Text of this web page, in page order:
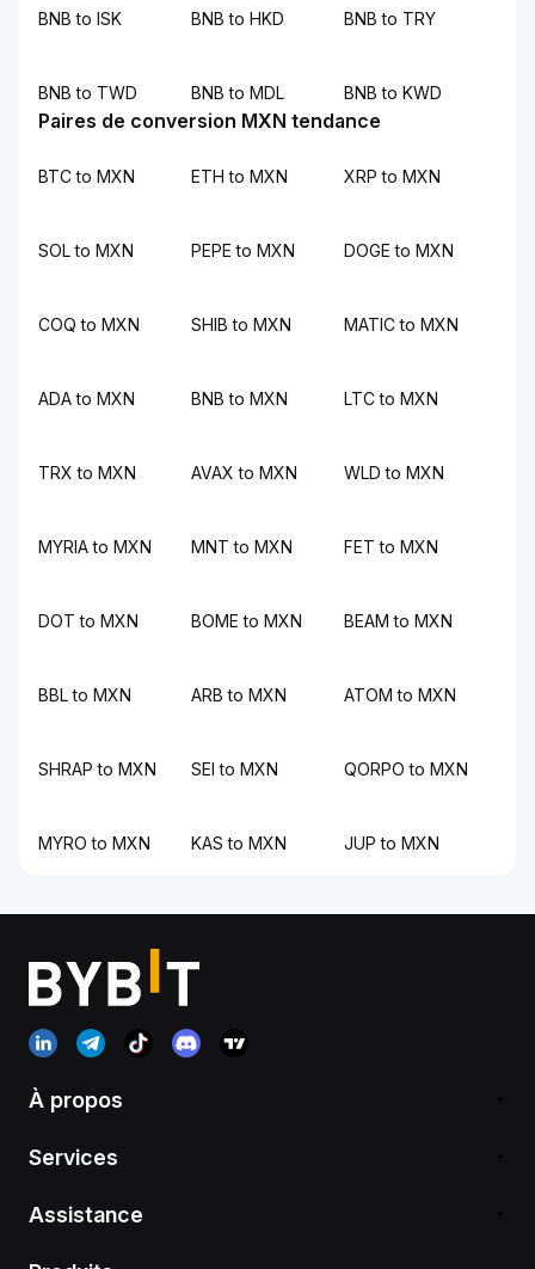
BNB to ISK BNB to HKD BNB to TRY
BNB to TWD BNB to MDL BNB to KWD
Paires de conversion MXN tendance
BTC to MXN ETH to MXN XRP to MXN
SOL to MXN PEPE to MXN DOGE to MXN
COQ to MXN SHIB to MXN MATIC to MXN
ADA to MXN BNB to MXN LTC to MXN
TRX to MXN AVAX to MXN WLD to MXN
MYRIA to MXN MNT to MXN FET to MXN
DOT to MXN BOME to MXN BEAM to MXN
BBL to MXN ARB to MXN ATOM to MXN
SHRAP to MXN SEI to MXN QORPO to MXN
MYRO to MXN KAS to MXN JUP to MXN
À propos
Services
Assistance